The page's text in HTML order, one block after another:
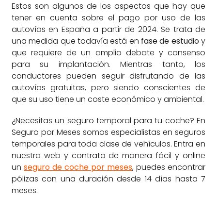
Estos son algunos de los aspectos que hay que
tener en cuenta sobre el pago por uso de las
autovías en España a partir de 2024. Se trata de
una medida que todavía está en fase de estudioy
que requiere de un amplio debate y consenso
para su implantación. Mientras tanto, los
conductores pueden seguir disfrutando de las
autovías gratuitas, pero siendo conscientes de
que su uso tiene un coste económico y ambiental.
¿Necesitas un seguro temporal para tu coche? En
Seguro por Meses somos especialistas en seguros
temporales para toda clase de vehículos. Entra en
nuestra web y contrata de manera fácil y online
un seguro de coche por meses, puedes encontrar
pólizas con una duración desde 14 días hasta 7
meses.